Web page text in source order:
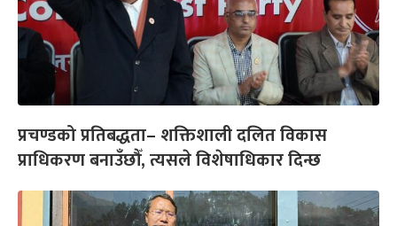
प्रचण्डको प्रतिबद्धता– शक्तिशाली दलित विकास
प्राधिकरण बनाउँछौँ, त्यसले विशेषाधिकार दिन्छ